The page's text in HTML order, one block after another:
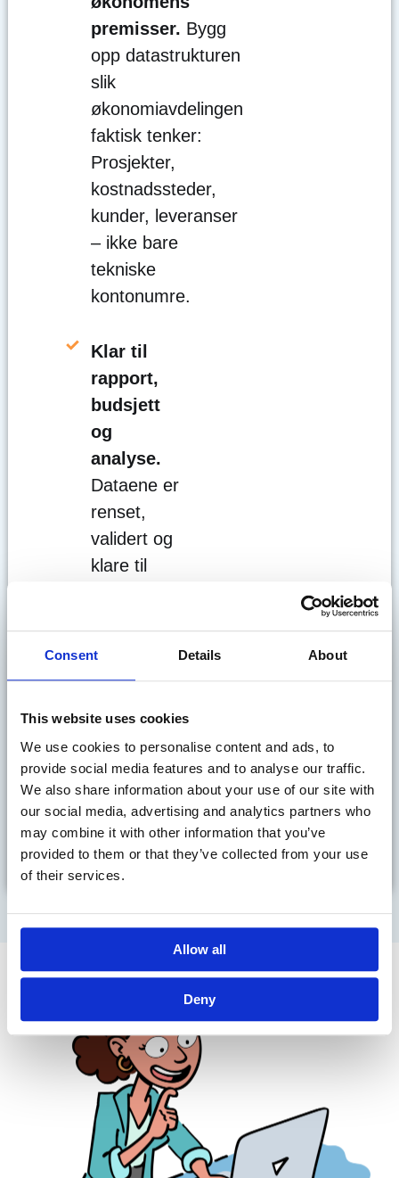
Consent Details About
This website uses cookies
We use cookies to personalise content and ads, to
provide social media features and to analyse our traffic.
We also share information about your use of our site with
our social media, advertising and analytics partners who
may combine it with other information that you’ve
provided to them or that they’ve collected from your use
of their services.
Allow all
Deny
premisser. Bygg
opp datastrukturen
slik
økonomiavdelingen
faktisk tenker:
Prosjekter,
kostnadssteder,
kunder, leveranser
– ikke bare
tekniske
kontonumre.
Klar til
rapport,
budsjett
og
analyse.
Dataene er
renset,
validert og
klare til
budsjettere
eller lage
prognoser.